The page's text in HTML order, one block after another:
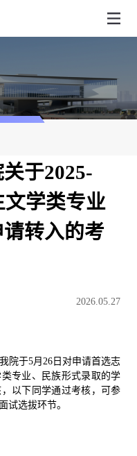
于2025-
文学类专业
转入的考
2026.05.27
院于5月26日对申请首选志
专业、民族形式录取的学
以下同学通过考核，可参
试选拔环节。